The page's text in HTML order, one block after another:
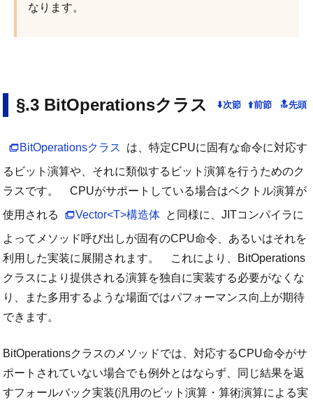
なります。
BitOperationsクラス
BitOperationsクラス
は、特定CPUに固有な命令に対応す
るビット演算や、それに類似するビット演算を行うためのク
ラスです。 CPUがサポートしている場合はベクトル演算が
使用される
Vector<T>構造体 と同様に、JITコンパイラに
よってメソッド呼び出しが固有のCPU命令、あるいはそれを
利用した実装に展開されます。 これにより、BitOperations
クラスにより提供される演算を独自に実装する必要がなくな
り、また多用するような場面ではパフォーマンス向上が期待
できます。
BitOperationsクラスのメソッドでは、対応するCPU命令がサ
ポートされていない場合でも例外とはならず、同じ結果を返
すフォールバック実装(汎用のビット演算・算術演算による実